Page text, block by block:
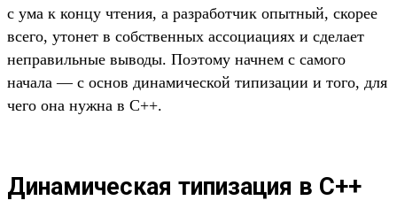
с ума к концу чтения, а разработчик опытный, скорее
всего, утонет в собственных ассоциациях и сделает
неправильные выводы. Поэтому начнем с самого
начала — с основ динамической типизации и того, для
чего она нужна в C++.
Динамическая типизация в C++